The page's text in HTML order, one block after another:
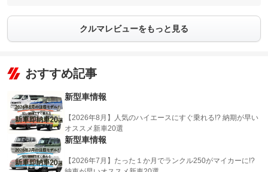
クルマレビューをもっと見る
おすすめ記事
新型車情報
【2026年8月】人気のハイエースにすぐ乗れる!? 納期が早い
オススメ新車20選
新型車情報
【2026年7月】たった１か月でランクル250がマイカーに!?